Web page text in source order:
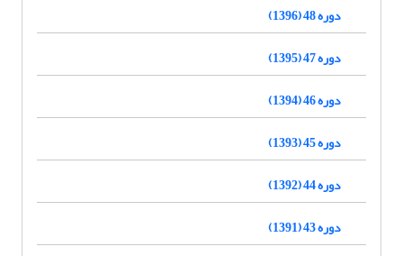
دوره 48 (1396)
دوره 47 (1395)
دوره 46 (1394)
دوره 45 (1393)
دوره 44 (1392)
دوره 43 (1391)